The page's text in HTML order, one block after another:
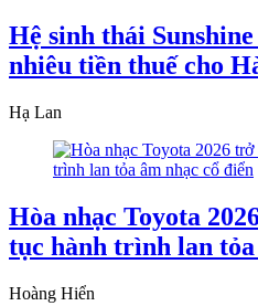
Hệ sinh thái
nhiêu tiền thuế cho
Hạ Lan
Hòa nhạc Toyota
tục hành trình lan tỏa
Hoàng Hiển